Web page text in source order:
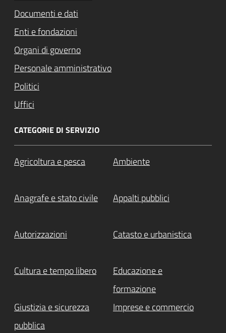
Documenti e dati
Enti e fondazioni
Organi di governo
Personale amministrativo
Politici
Uffici
CATEGORIE DI SERVIZIO
Agricoltura e pesca Ambiente
Anagrafe e stato civile Appalti pubblici
Autorizzazioni Catasto e urbanistica
Cultura e tempo libero
Educazione e
formazione
Giustizia e sicurezza
pubblica
Imprese e commercio